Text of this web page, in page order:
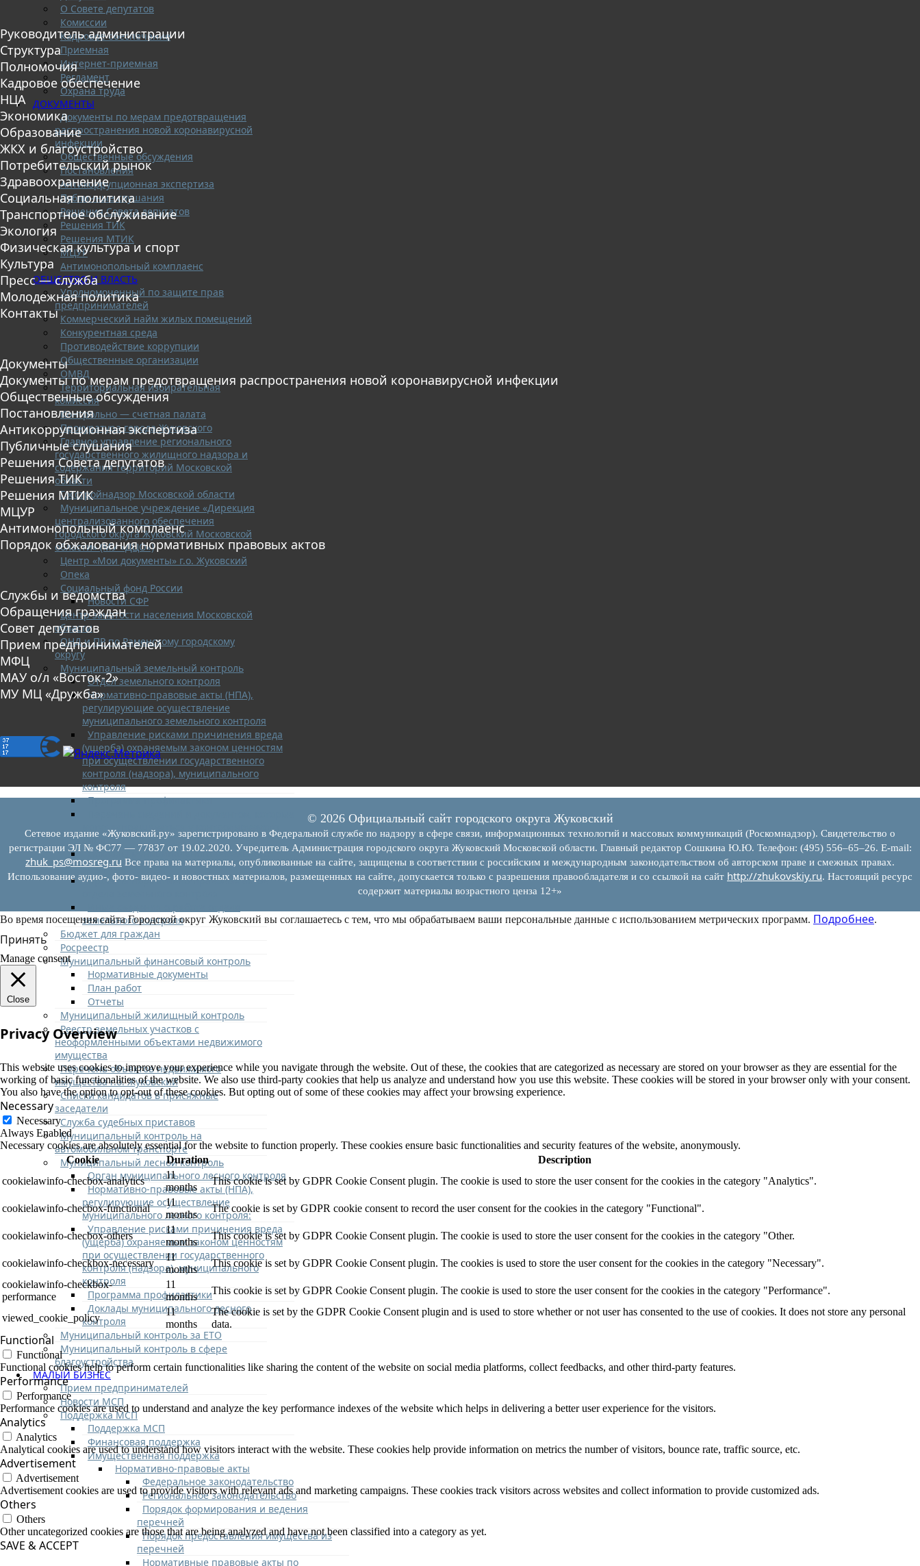
О Совете депутатов
Комиссии
Кадровое обеспечение
Приемная
Интернет-приемная
Регламент
Охрана труда
ДОКУМЕНТЫ
Документы по мерам предотвращения
распространения новой коронавирусной
инфекции
Общественные обсуждения
Постановления
Антикоррупционная экспертиза
Публичные слушания
Решения Совета депутатов
Решения ТИК
Решения МТИК
МЦУР
Антимонопольный комплаенс
ОБЩЕСТВО И ВЛАСТЬ
Уполномоченный по защите прав
предпринимателей
Коммерческий найм жилых помещений
Конкурентная среда
Противодействие коррупции
Общественные организации
ОМВД
Территориальная избирательная
комиссия
Контрольно — счетная палата
Прокуратура города Жуковского
Главное управление регионального
государственного жилищного надзора и
содержания территорий Московской
области
Госстройнадзор Московской области
Муниципальное учреждение «Дирекция
централизованного обеспечения
городского округа Жуковский Московской
области» (МУ «ДЦО»)
Центр «Мои документы» г.о. Жуковский
Опека
Социальный фонд России
Новости СФР
Центр занятости населения Московской
области
ОНД и ПР по Раменскому городскому
округу
Муниципальный земельный контроль
Отдел земельного контроля
Нормативно-правовые акты (НПА),
регулирующие осуществление
муниципального земельного контроля
Управление рисками причинения вреда
(ущерба) охраняемым законом ценностям
при осуществлении государственного
контроля (надзора), муниципального
контроля
Программа профилактики
лица
Доклады муниципального земельного
контроля
Проекты нормативно-правовых актов
земельного контроля
Бюджет для граждан
Росреестр
Муниципальный финансовый контроль
Нормативные документы
План работ
Отчеты
Муниципальный жилищный контроль
Реестр земельных участков с
неоформленными объектами недвижимого
имущества
Перечень объектов недвижимого
имущества г.о. Жуковский
Списки кандидатов в присяжные
заседатели
Служба судебных приставов
Муниципальный контроль на
автомобильном транспорте
Муниципальный лесной контроль
Орган муниципального лесного контроля
Нормативно-правовые акты (НПА),
регулирующие осуществление
муниципального лесного контроля:
Управление рисками причинения вреда
(ущерба) охраняемым законом ценностям
при осуществлении государственного
контроля (надзора), муниципального
контроля
Программа профилактики
Доклады муниципального лесного
контроля
Муниципальный контроль за ЕТО
Муниципальный контроль в сфере
благоустройства
МАЛЫЙ БИЗНЕС
Прием предпринимателей
Новости МСП
Поддержка МСП
Поддержка МСП
Финансовая поддержка
Имущественная поддержка
Нормативно-правовые акты
Федеральное законодательство
Региональное законодательство
Порядок формирования и ведения
перечней
Порядок предоставления имущества из
перечней
Нормативные правовые акты по
Руководитель администрации
Структура
Полномочия
Кадровое обеспечение
НЦА
Экономика
Образование
ЖКХ и благоустройство
Потребительский рынок
Здравоохранение
Социальная политика
Транспортное обслуживание
Экология
Физическая культура и спорт
Культура
Пресс — служба
Молодежная политика
Контакты
Документы
Документы по мерам предотвращения распространения новой коронавирусной инфекции
Общественные обсуждения
Постановления
Антикоррупционная экспертиза
Публичные слушания
Решения Совета депутатов
Решения ТИК
Решения МТИК
МЦУР
Антимонопольный комплаенс
Порядок обжалования нормативных правовых актов
Службы и ведомства
Обращения граждан
Совет депутатов
Прием предпринимателей
МФЦ
МАУ о/л «Восток-2»
МУ МЦ «Дружба»
© 2026 Официальный сайт городского округа Жуковский
Сетевое издание «Жуковский.ру» зарегистрировано в Федеральной службе по надзору в сфере связи, информационных технологий и массовых коммуникаций (Роскомнадзор). Свидетельство о
регистрации ЭЛ № ФС77 — 77837 от 19.02.2020. Учредитель Администрация городского округа Жуковский Московской области. Главный редактор Сошкина Ю.Ю. Телефон: (495) 556–65–26. E‑mail:
zhuk_ps@mosreg.ru Все права на материалы, опубликованные на сайте, защищены в соответствии с российским и международным законодательством об авторском праве и смежных правах.
Использование аудио-, фото- видео- и новостных материалов, размещенных на сайте, допускается только с разрешения правообладателя и со ссылкой на сайт http://zhukovskiy.ru. Настоящий ресурс
содержит материалы возрастного ценза 12+»
Во время посещения сайта Городской округ Жуковский вы соглашаетесь с тем, что мы обрабатываем ваши персональные данные с использованием метрических программ. Подробнее.
Принять
Manage consent
Close
Privacy Overview
This website uses cookies to improve your experience while you navigate through the website. Out of these, the cookies that are categorized as necessary are stored on your browser as they are essential for the
working of basic functionalities of the website. We also use third-party cookies that help us analyze and understand how you use this website. These cookies will be stored in your browser only with your consent.
You also have the option to opt-out of these cookies. But opting out of some of these cookies may affect your browsing experience.
Necessary
Necessary
Always Enabled
Necessary cookies are absolutely essential for the website to function properly. These cookies ensure basic functionalities and security features of the website, anonymously.
Cookie
Duration
Description
cookielawinfo-checbox-analytics
11
months
This cookie is set by GDPR Cookie Consent plugin. The cookie is used to store the user consent for the cookies in the category "Analytics".
cookielawinfo-checbox-functional
11
months
The cookie is set by GDPR cookie consent to record the user consent for the cookies in the category "Functional".
cookielawinfo-checbox-others
11
months
This cookie is set by GDPR Cookie Consent plugin. The cookie is used to store the user consent for the cookies in the category "Other.
cookielawinfo-checkbox-necessary
11
months
This cookie is set by GDPR Cookie Consent plugin. The cookies is used to store the user consent for the cookies in the category "Necessary".
cookielawinfo-checkbox-
performance
11
months
This cookie is set by GDPR Cookie Consent plugin. The cookie is used to store the user consent for the cookies in the category "Performance".
viewed_cookie_policy
11
months
The cookie is set by the GDPR Cookie Consent plugin and is used to store whether or not user has consented to the use of cookies. It does not store any personal
data.
Functional
Functional
Functional cookies help to perform certain functionalities like sharing the content of the website on social media platforms, collect feedbacks, and other third-party features.
Performance
Performance
Performance cookies are used to understand and analyze the key performance indexes of the website which helps in delivering a better user experience for the visitors.
Analytics
Analytics
Analytical cookies are used to understand how visitors interact with the website. These cookies help provide information on metrics the number of visitors, bounce rate, traffic source, etc.
Advertisement
Advertisement
Advertisement cookies are used to provide visitors with relevant ads and marketing campaigns. These cookies track visitors across websites and collect information to provide customized ads.
Others
Others
Other uncategorized cookies are those that are being analyzed and have not been classified into a category as yet.
SAVE & ACCEPT